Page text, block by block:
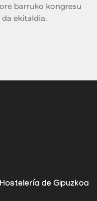
barruko kongresu
ekitaldia.
de Gipuzkoa